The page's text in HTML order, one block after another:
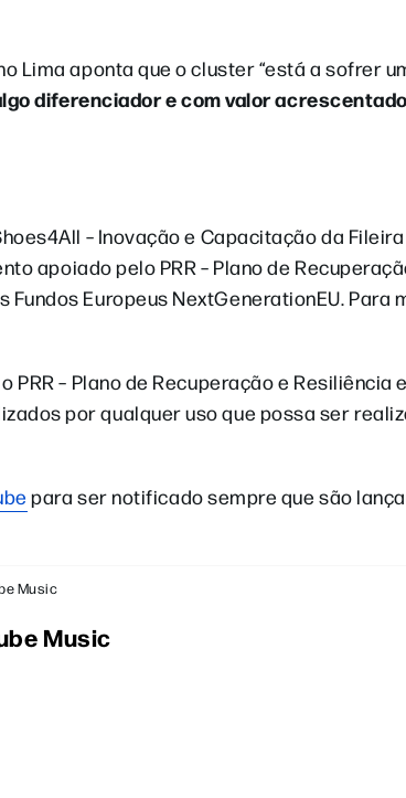
Lima aponta que o cluster “está a sofrer
diferenciador e com valor
– Inovação e Capacitação da
apoiado pelo PRR – Plano de
Europeus NextGenerationEU. Para
– Plano de Recuperação e Resiliência
por qualquer uso que possa ser
para ser notificado sempre que são
Music
Music